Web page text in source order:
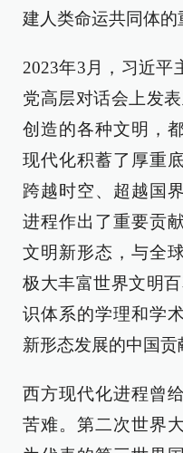
建人类命运共同体的
2023年3月，习近平
党高层对话会上发
创造的各种文明，
现代化积蓄了厚重
跨越时空、超越国
进程作出了重要贡
文明新形态，与全
极大丰富世界文明
识体系的学理和学
新形态发展的中国贡
西方现代化进程曾
苦难。第二次世界